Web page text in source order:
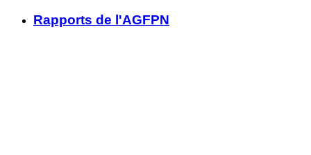
Rapports de l'AGFPN